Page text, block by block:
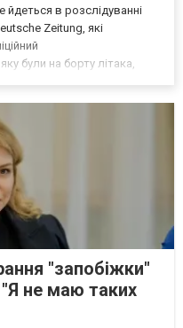
в розслідуванні
Zeitung, які
були на борту літака,
"запобіжки"
не маю таких